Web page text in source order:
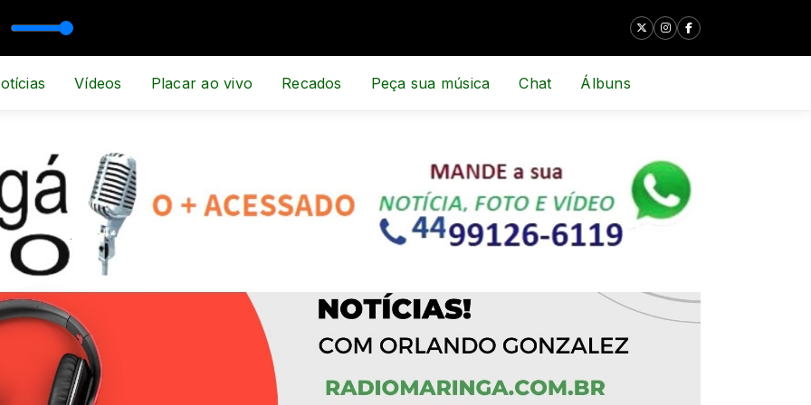
Vídeos Placar ao vivo Recados Peça sua música Chat Álbuns